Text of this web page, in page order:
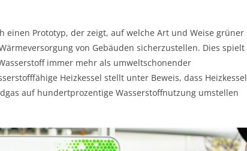
einen Prototyp, der zeigt, auf welche Art und Weise grüner
von Gebäuden sicherzustellen. Dies spielt
immer mehr als umweltschonender
Heizkessel stellt unter Beweis, dass Heizkessel
auf hundertprozentige Wasserstoffnutzung umstellen